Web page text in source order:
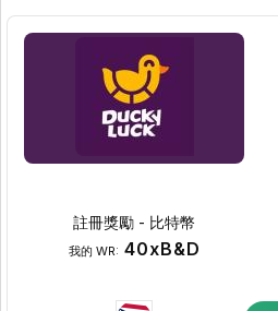
註冊獎勵 - 比特幣
我的 WR: 40xB&D